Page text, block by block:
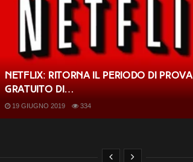
Netflix: ritorna il periodo di prova
gratuito di…
19 GIUGNO 2019 334